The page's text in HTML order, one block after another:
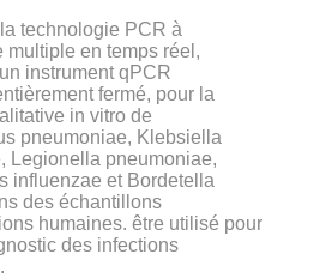
technologie PCR à
multiple en temps réel,
instrument qPCR
fermé, pour la
in vitro de
pneumoniae, Klebsiella
Legionella pneumoniae,
influenzae et Bordetella
des échantillons
humaines. être utilisé pour
des infections